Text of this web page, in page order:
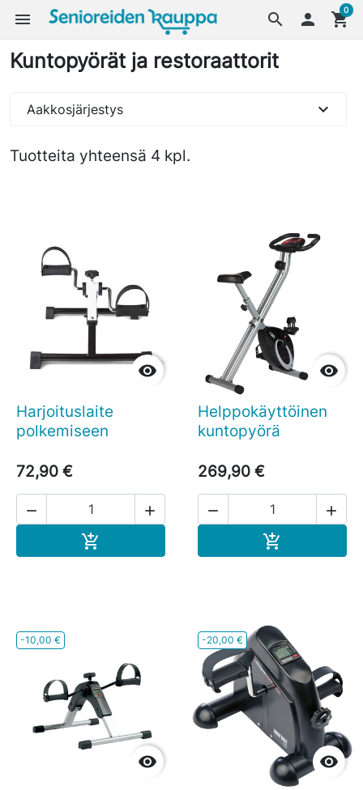
search
menu  shopping_cart
0
Kuntopyörät ja restoraattorit
Tuotteita yhteensä 4 kpl.
Aakkosjärjestys expand_more

Harjoituslaite
polkemiseen
72,90 €
 


Helppokäyttöinen
kuntopyörä
269,90 €
 

-10,00 €

-20,00 €
